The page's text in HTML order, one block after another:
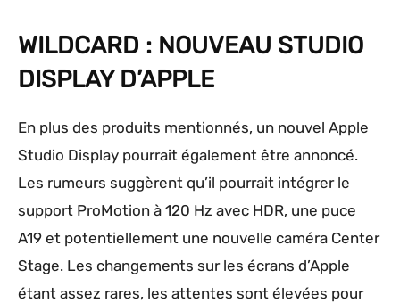
WILDCARD : NOUVEAU STUDIO
DISPLAY D’APPLE
En plus des produits mentionnés, un nouvel Apple
Studio Display pourrait également être annoncé.
Les rumeurs suggèrent qu’il pourrait intégrer le
support ProMotion à 120 Hz avec HDR, une puce
A19 et potentiellement une nouvelle caméra Center
Stage. Les changements sur les écrans d’Apple
étant assez rares, les attentes sont élevées pour